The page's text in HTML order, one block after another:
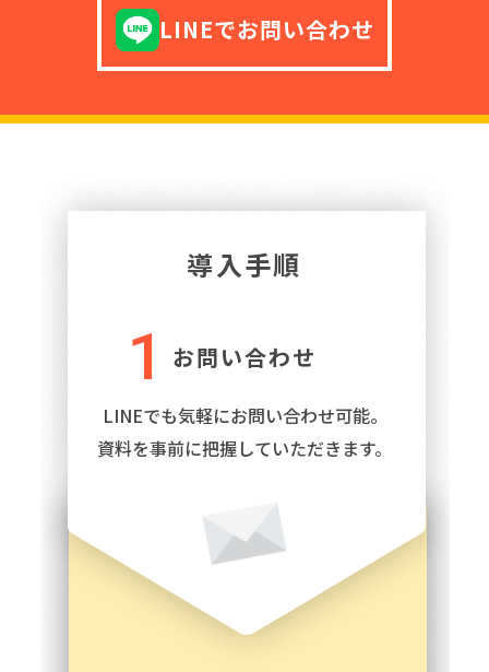
LINEでお問い合わせ
1 お問い合わせ
LINEでも気軽にお問い合わせ可能。
資料を事前に把握していただきます。